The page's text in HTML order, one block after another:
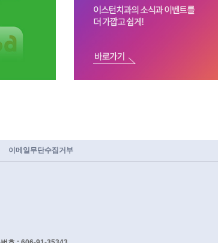
이메일무단수집거부